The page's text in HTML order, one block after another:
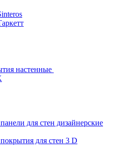
настенные
для стен дизайнерские
для стен 3 D